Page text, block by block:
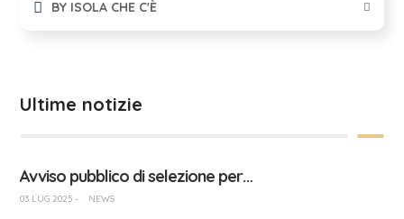
BY ISOLA CHE C'È
Ultime notizie
Avviso pubblico di selezione per…
03 LUG 2025 - NEWS